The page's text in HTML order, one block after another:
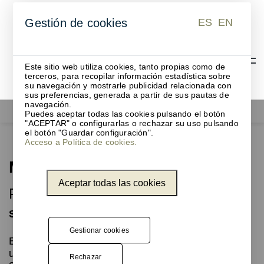
Papeleras
Mina
Papelera cilíndrica muy versátil
Simplicidad en diversos tamaños
Esta colección de papeleras cilíndricas te ofrece
una gran versatilidad, con capacidades entre 15 y
Gestión de cookies ES EN
Este sitio web utiliza cookies, tanto propias como de
terceros, para recopilar información estadística sobre
su navegación y mostrarle publicidad relacionada con
sus preferencias, generada a partir de sus pautas de
navegación.
Puedes aceptar todas las cookies pulsando el botón
"ACEPTAR" o configurarlas o rechazar su uso pulsando
el botón "Guardar configuración".
Acceso a Política de cookies.
Aceptar todas las cookies
Gestionar cookies
Rechazar